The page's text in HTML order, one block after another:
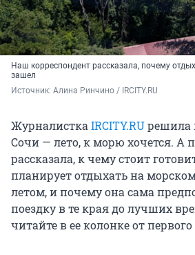
Наш корреспондент рассказала, почему
зашел
Источник: Алина Ринчино / IRCITY.RU
Журналистка IRCITY.RUрешила
Сочи — лето, к морю хочется. А
рассказала, к чему стоит
планирует отдыхать на
летом, и почему она сама
поездку в те края до лучших
читайте в ее колонке от